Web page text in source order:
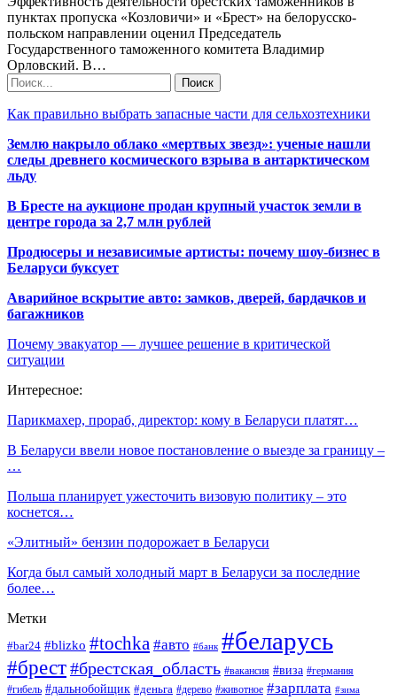
пунктах пропуска «Козловичи» и «Брест» на белорусско-
польском направлении оценил Председатель
Государственного таможенного комитета Владимир
Орловский. В…
Как правильно выбрать запасные части для сельхозтехники
Землю накрыло облако «мертвых звезд»: ученые нашли
следы древнего космического взрыва в антарктическом
льду
В Бресте на аукционе продан крупный участок земли в
центре города за 2,7 млн рублей
Продюсеры и независимые артисты: почему шоу-бизнес в
Беларуси буксует
Аварийное вскрытие авто: замков, дверей, бардачков и
багажников
Почему эвакуатор — лучшее решение в критической
ситуации
Интересное:
Парикмахер, прораб, директор: кому в Беларуси платят…
В Беларуси ввели новое постановление о выезде за границу –
…
Польша планирует ужесточить визовую политику – это
коснется…
«Элитный» бензин подорожает в Беларуси
Когда был самый холодный март в Беларуси за последние
более…
Метки
#bar24 #blizko #tochka #авто #банк #беларусь
#брест#брестская_область #вакансия #виза #германия
#гибель #дальнобойщик #деньга #дерево #животное #зарплата #зима